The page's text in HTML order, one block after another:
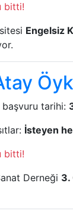
bitti!
Engelsiz
başvuru tarihi:
İsteyen
bitti!
Derneği 3.